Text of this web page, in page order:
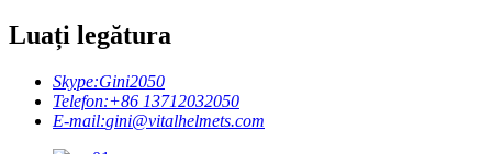
Luați legătura
Skype:Gini2050
Telefon:+86 13712032050
E-mail:gini@vitalhelmets.com